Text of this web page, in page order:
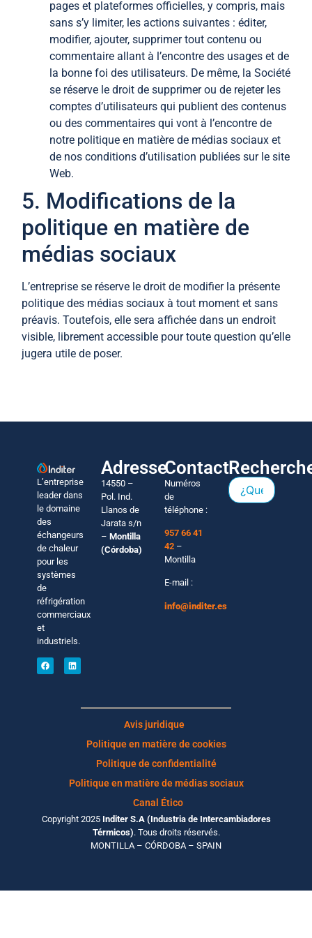
pages et plateformes officielles, y compris, mais
sans s’y limiter, les actions suivantes : éditer,
modifier, ajouter, supprimer tout contenu ou
commentaire allant à l’encontre des usages et de
la bonne foi des utilisateurs. De même, la Société
se réserve le droit de supprimer ou de rejeter les
comptes d’utilisateurs qui publient des contenus
ou des commentaires qui vont à l’encontre de
notre politique en matière de médias sociaux et
de nos conditions d’utilisation publiées sur le site
Web.
5. Modifications de la
politique en matière de
médias sociaux
L’entreprise se réserve le droit de modifier la présente
politique des médias sociaux à tout moment et sans
préavis. Toutefois, elle sera affichée dans un endroit
visible, librement accessible pour toute question qu’elle
jugera utile de poser.
L’entreprise
leader dans
le domaine
des
échangeurs
de chaleur
pour les
systèmes
de
réfrigération
commerciaux
et
industriels.
Adresse
14550 –
Pol. Ind.
Llanos de
Jarata s/n
– Montilla
(Córdoba)
Contact
Numéros
de
téléphone :
957 66 41
42 –
Montilla
E-mail :
info@inditer.es
Avis juridique
Politique en matière de cookies
Politique de confidentialité
Politique en matière de médias sociaux
Canal Ético
Copyright 2025 Inditer S.A (Industria de Intercambiadores
Térmicos). Tous droits réservés.
MONTILLA – CÓRDOBA – SPAIN